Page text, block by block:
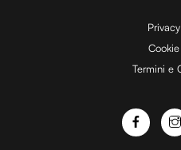
Termini e